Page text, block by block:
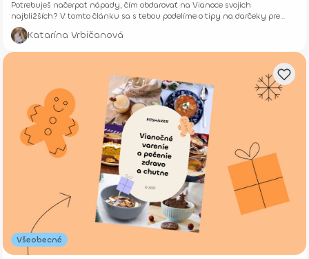
Potrebuješ načerpať nápady, čím obdarovať na Vianoce svojich
najbližších? V tomto článku sa s tebou podelíme o tipy na darčeky pre
ženy aj mužov. Poď sa inšpirovať!
Katarína Vrbičanová
Všeobecné